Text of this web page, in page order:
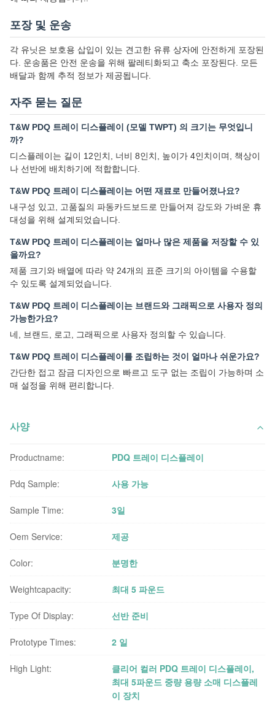
포장 및 운송
각 유닛은 보호용 삽입이 있는 견고한 유류 상자에 안전하게 포장된
다. 운송품은 안전 운송을 위해 팔레티화되고 축소 포장된다. 모든
배달과 함께 추적 정보가 제공됩니다.
자주 묻는 질문
T&W PDQ 트레이 디스플레이 (모델 TWPT) 의 크기는 무엇입니
까?
디스플레이는 길이 12인치, 너비 8인치, 높이가 4인치이며, 책상이
나 선반에 배치하기에 적합합니다.
T&W PDQ 트레이 디스플레이는 어떤 재료로 만들어졌나요?
내구성 있고, 고품질의 파동카드보드로 만들어져 강도와 가벼운 휴
대성을 위해 설계되었습니다.
T&W PDQ 트레이 디스플레이는 얼마나 많은 제품을 저장할 수 있
을까요?
제품 크기와 배열에 따라 약 24개의 표준 크기의 아이템을 수용할
수 있도록 설계되었습니다.
T&W PDQ 트레이 디스플레이는 브랜드와 그래픽으로 사용자 정의
가능한가요?
네, 브랜드, 로고, 그래픽으로 사용자 정의할 수 있습니다.
T&W PDQ 트레이 디스플레이를 조립하는 것이 얼마나 쉬운가요?
간단한 접고 잠금 디자인으로 빠르고 도구 없는 조립이 가능하며 소
매 설정을 위해 편리합니다.
사양
Productname: PDQ 트레이 디스플레이
Pdq Sample: 사용 가능
Sample Time: 3일
Oem Service: 제공
Color: 분명한
Weightcapacity: 최대 5 파운드
Type Of Display: 선반 준비
Prototype Times: 2 일
High Light: 클리어 컬러 PDQ 트레이 디스플레이,
최대 5파운드 중량 용량 소매 디스플레
이 장치